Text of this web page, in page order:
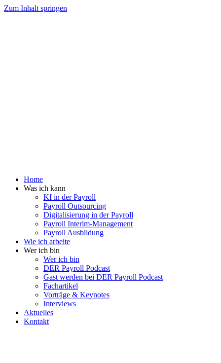
Zum Inhalt springen
Home
Was ich kann
KI in der Payroll
Payroll Outsourcing
Digitalisierung in der Payroll
Payroll Interim-Management
Payroll Ausbildung
Wie ich arbeite
Wer ich bin
Wer ich bin
DER Payroll Podcast
Gast werden bei DER Payroll Podcast
Fachartikel
Vorträge & Keynotes
Interviews
Aktuelles
Kontakt